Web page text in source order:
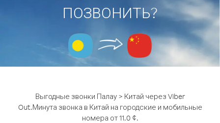
ПОЗВОНИТЬ?
Выгодные звонки Палау > Китай через Viber
Out.Минута звонка в Китай на городские и мобильные
номера от 11.0 ¢.